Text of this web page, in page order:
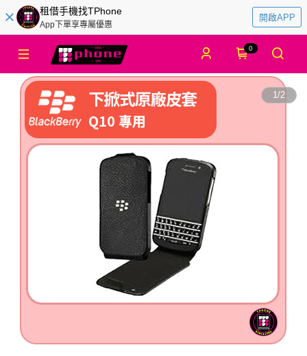
租借手機找TPhone
App下單享專屬優惠
開啟APP
0
1/2